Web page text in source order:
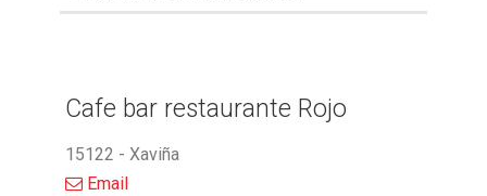
Cafe bar restaurante Rojo
15122 - Xaviña
Email